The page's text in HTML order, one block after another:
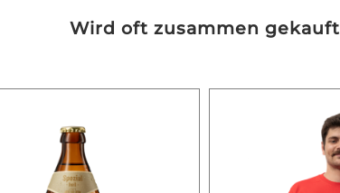
Wird oft zusammen gekauft